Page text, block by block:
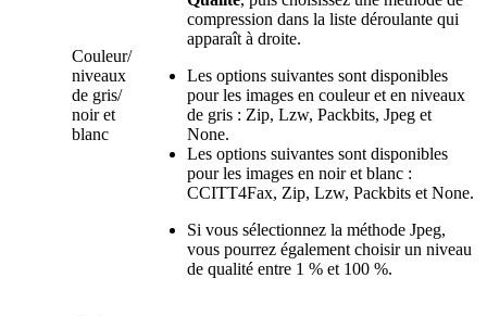
Couleur/
niveaux
de gris/
noir et
blanc
compression dans la liste déroulante qui
apparaît à droite.
Les options suivantes sont disponibles
pour les images en couleur et en niveaux
de gris : Zip, Lzw, Packbits, Jpeg et
None.
Les options suivantes sont disponibles
pour les images en noir et blanc :
CCITT4Fax, Zip, Lzw, Packbits et None.
Si vous sélectionnez la méthode Jpeg,
vous pourrez également choisir un niveau
de qualité entre 1 % et 100 %.